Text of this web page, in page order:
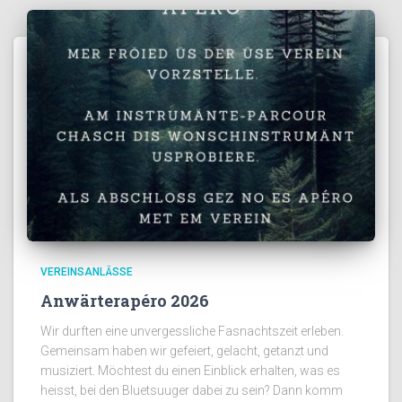
VEREINSANLÄSSE
Anwärterapéro 2026
Wir durften eine unvergessliche Fasnachtszeit erleben.
Gemeinsam haben wir gefeiert, gelacht, getanzt und
musiziert. Möchtest du einen Einblick erhalten, was es
heisst, bei den Bluetsuuger dabei zu sein? Dann komm